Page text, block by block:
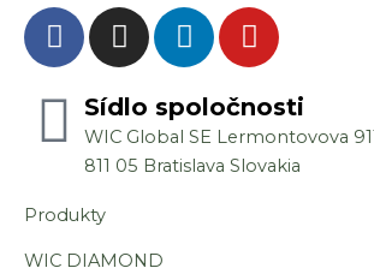
F
a
e
b
o
k
I
n
t
a
g
m
L
i
k
e
d
Y
o
t
u
b
Sídlo spoločnosti
WIC Global SE Lermontovova
811 05 Bratislava Slovakia
Produkty
WIC DIAMOND